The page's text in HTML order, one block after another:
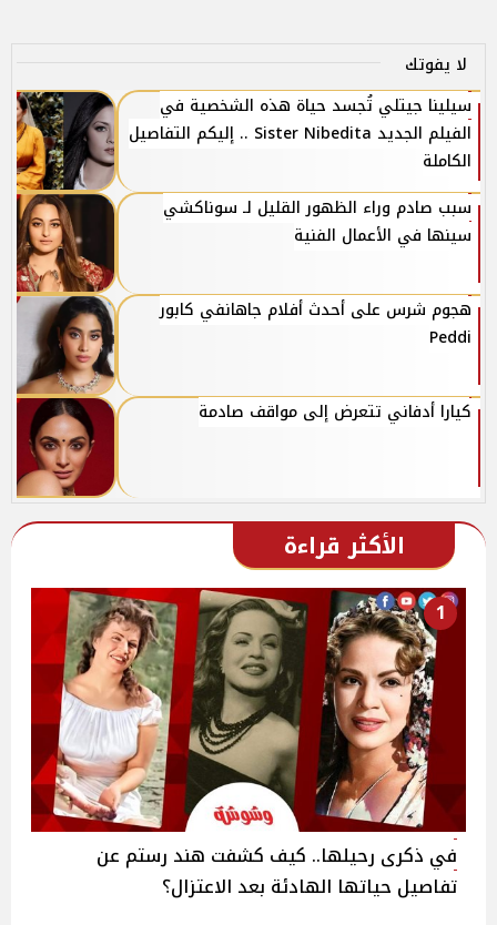
لا يفوتك
سيلينا جيتلي تُجسد حياة هذه الشخصية في
الفيلم الجديد Sister Nibedita .. إليكم التفاصيل
الكاملة
سبب صادم وراء الظهور القليل لـ سوناكشي
سينها في الأعمال الفنية
هجوم شرس على أحدث أفلام جاهانفي كابور
Peddi
كيارا أدفاني تتعرض إلى مواقف صادمة
الأكثر قراءة
1
في ذكرى رحيلها.. كيف كشفت هند رستم عن
تفاصيل حياتها الهادئة بعد الاعتزال؟